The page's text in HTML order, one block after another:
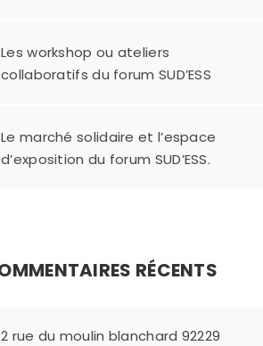
Les workshop ou ateliers
collaboratifs du forum SUD’ESS
Le marché solidaire et l’espace
d’exposition du forum SUD’ESS.
RÉCENTS
2 rue du moulin blanchard 92229